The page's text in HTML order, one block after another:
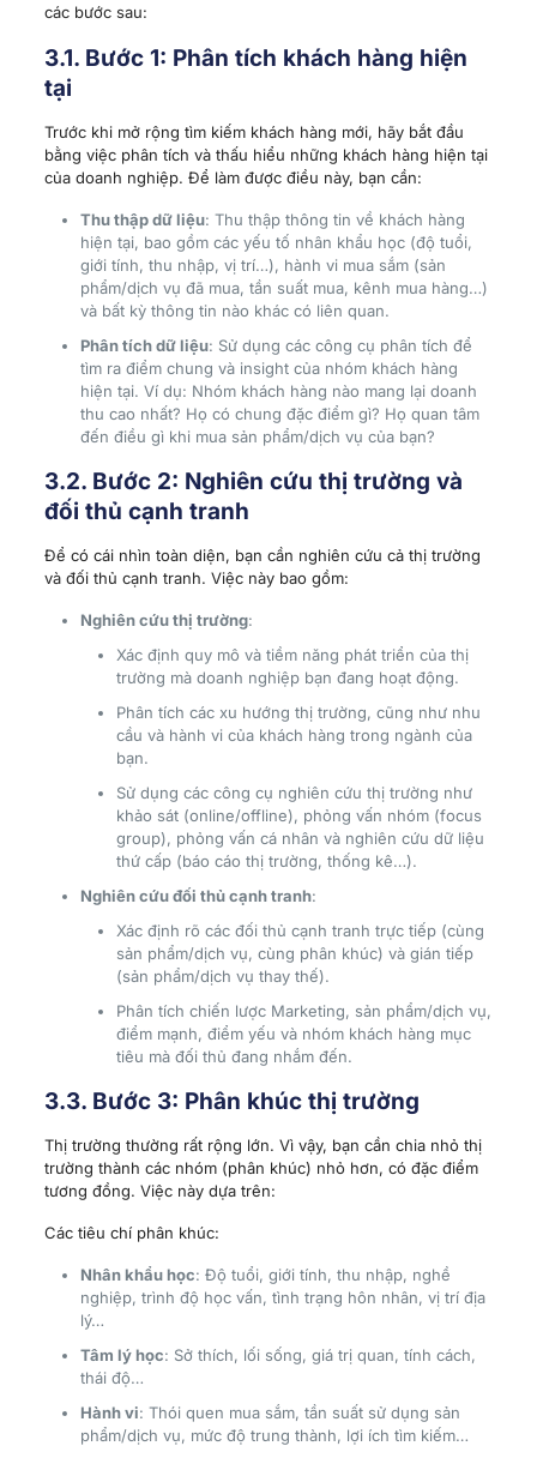
các bước sau:
3.1. Bước 1: Phân tích khách hàng hiện
tại
Trước khi mở rộng tìm kiếm khách hàng mới, hãy bắt đầu
bằng việc phân tích và thấu hiểu những khách hàng hiện tại
của doanh nghiệp. Để làm được điều này, bạn cần:
Thu thập dữ liệu: Thu thập thông tin về khách hàng
hiện tại, bao gồm các yếu tố nhân khẩu học (độ tuổi,
giới tính, thu nhập, vị trí…), hành vi mua sắm (sản
phẩm/dịch vụ đã mua, tần suất mua, kênh mua hàng…)
và bất kỳ thông tin nào khác có liên quan.
Phân tích dữ liệu: Sử dụng các công cụ phân tích để
tìm ra điểm chung và insight của nhóm khách hàng
hiện tại. Ví dụ: Nhóm khách hàng nào mang lại doanh
thu cao nhất? Họ có chung đặc điểm gì? Họ quan tâm
đến điều gì khi mua sản phẩm/dịch vụ của bạn?
3.2. Bước 2: Nghiên cứu thị trường và
đối thủ cạnh tranh
Để có cái nhìn toàn diện, bạn cần nghiên cứu cả thị trường
và đối thủ cạnh tranh. Việc này bao gồm:
Nghiên cứu thị trường:
Xác định quy mô và tiềm năng phát triển của thị
trường mà doanh nghiệp bạn đang hoạt động.
Phân tích các xu hướng thị trường, cũng như nhu
cầu và hành vi của khách hàng trong ngành của
bạn.
Sử dụng các công cụ nghiên cứu thị trường như
khảo sát (online/offline), phỏng vấn nhóm (focus
group), phỏng vấn cá nhân và nghiên cứu dữ liệu
thứ cấp (báo cáo thị trường, thống kê…).
Nghiên cứu đối thủ cạnh tranh:
Xác định rõ các đối thủ cạnh tranh trực tiếp (cùng
sản phẩm/dịch vụ, cùng phân khúc) và gián tiếp
(sản phẩm/dịch vụ thay thế).
Phân tích chiến lược Marketing, sản phẩm/dịch vụ,
điểm mạnh, điểm yếu và nhóm khách hàng mục
tiêu mà đối thủ đang nhắm đến.
3.3. Bước 3: Phân khúc thị trường
Thị trường thường rất rộng lớn. Vì vậy, bạn cần chia nhỏ thị
trường thành các nhóm (phân khúc) nhỏ hơn, có đặc điểm
tương đồng. Việc này dựa trên:
Các tiêu chí phân khúc:
Nhân khẩu học: Độ tuổi, giới tính, thu nhập, nghề
nghiệp, trình độ học vấn, tình trạng hôn nhân, vị trí địa
lý…
Tâm lý học: Sở thích, lối sống, giá trị quan, tính cách,
thái độ…
Hành vi: Thói quen mua sắm, tần suất sử dụng sản
phẩm/dịch vụ, mức độ trung thành, lợi ích tìm kiếm…